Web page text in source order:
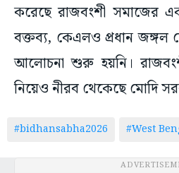
করেছে রাজবংশী সমাজের
বক্তব্য, কেএলও প্রধান জঙ্গল
আলোচনা শুরু হয়নি।
নিয়েও নীরব থেকেছে মোদি
#bidhansabha2026 #West